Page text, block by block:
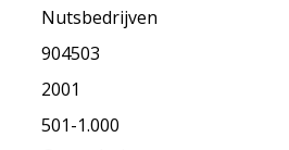
Nutsbedrijven
904503
2001
501-1.000